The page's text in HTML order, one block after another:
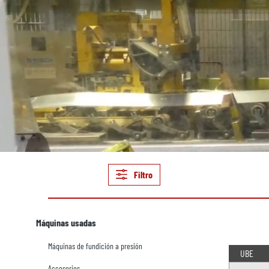
Filtro
Máquinas usadas
Máquinas de fundición a presión
UBE